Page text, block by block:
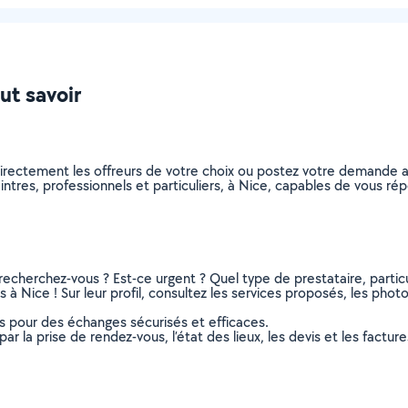
savoir
les offreurs de votre choix ou postez votre
professionnels et particuliers, à Nice, capables de vous
vous ? Est-ce urgent ? Quel type de prestataire,
Nice ! Sur leur profil, consultez les services proposés, les
pour des échanges sécurisés et efficaces.
la prise de rendez-vous, l’état des lieux, les devis et les